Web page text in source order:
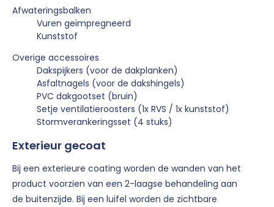
Afwateringsbalken
Vuren geïmpregneerd
Kunststof
Overige accessoires
Dakspijkers (voor de dakplanken)
Asfaltnagels (voor de dakshingels)
PVC dakgootset (bruin)
Setje ventilatieroosters (1x RVS / 1x kunststof)
Stormverankeringsset (4 stuks)
Exterieur gecoat
Bij een exterieure coating worden de wanden van het
product voorzien van een 2-laagse behandeling aan
de buitenzijde. Bij een luifel worden de zichtbare